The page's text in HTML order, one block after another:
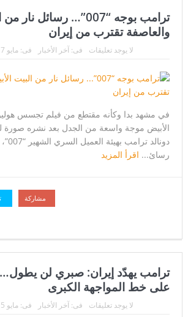
ترامب بوجه “007”… رسائل
والعاصفة تقترب من إيران
فى:مايو 17, 2026 فى:آخر الأخبار لا يوجد تعليقات
في مشهد بدا وكأنه مقتطع من فيلم تجسس
الأبيض موجة واسعة من الجدل بعد نشره صورة
رسائ... اقرأ المزيد
مشاركة
ترامب يهدّد إيران: صبري لن
على خط المواجهة الكبرى
فى:مايو 15, 2026 فى:آخر الأخبار لا يوجد تعليقات